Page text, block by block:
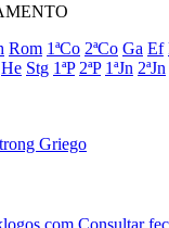
Rom 1ªCo 2ªCo Ga Ef
He Stg 1ªP 2ªP 1ªJn 2ªJn
Griego
Consultar